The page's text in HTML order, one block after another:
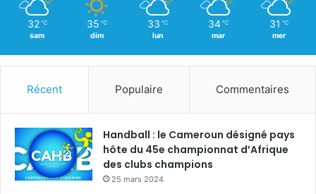
32 ℃
sam
35 ℃
dim
33 ℃
lun
34 ℃
mar
31 ℃
mer
Récent Populaire Commentaires
Handball : le Cameroun désigné pays
hôte du 45e championnat d’Afrique
des clubs champions
25 mars 2024